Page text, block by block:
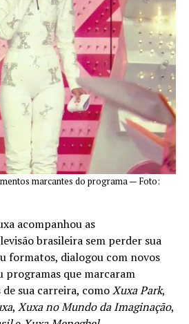
marcantes do programa — Foto:
acompanhou as
brasileira sem perder sua
formatos, dialogou com novos
programas que marcaram
sua carreira, comoXuxa Park,
, Xuxa no Mundo da Imaginação,